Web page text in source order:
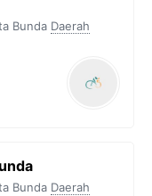
Bunda Daerah
Bunda Daerah